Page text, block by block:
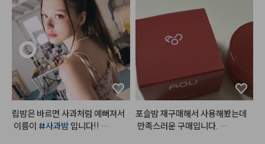
립밤은 바르면 사과처럼 예뻐져서
이름이 #사과밤 입니다!!
포슬밤 재구매해서 사용해봤는데
만족스러운 구매입니다.